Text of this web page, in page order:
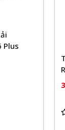
tải Ruijie